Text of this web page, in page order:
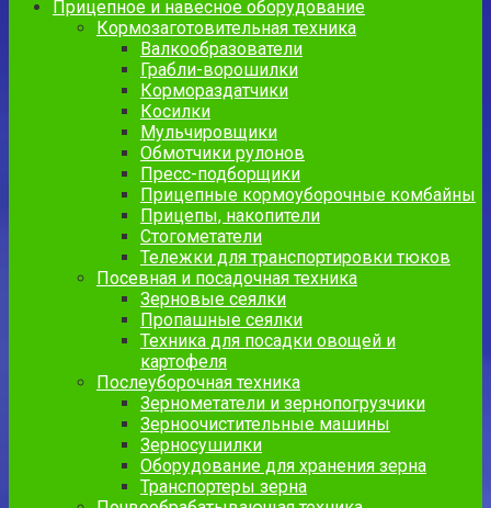
Прицепное и навесное оборудование
Кормозаготовительная техника
Валкообразователи
Грабли-ворошилки
Кормораздатчики
Косилки
Мульчировщики
Обмотчики рулонов
Пресс-подборщики
Прицепные кормоуборочные комбайны
Прицепы, накопители
Стогометатели
Тележки для транспортировки тюков
Посевная и посадочная техника
Зерновые сеялки
Пропашные сеялки
Техника для посадки овощей и
картофеля
Послеуборочная техника
Зернометатели и зернопогрузчики
Зерноочистительные машины
Зерносушилки
Оборудование для хранения зерна
Транспортеры зерна